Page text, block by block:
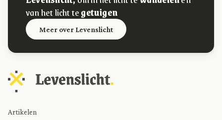
van het licht tegetuigen
Meer over Levenslicht
Artikelen